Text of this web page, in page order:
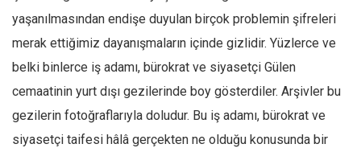
yaşanılmasından endişe duyulan birçok problemin şifreleri
merak ettiğimiz dayanışmaların içinde gizlidir. Yüzlerce ve
belki binlerce iş adamı, bürokrat ve siyasetçi Gülen
cemaatinin yurt dışı gezilerinde boy gösterdiler. Arşivler bu
gezilerin fotoğraflarıyla doludur. Bu iş adamı, bürokrat ve
siyasetçi taifesi hâlâ gerçekten ne olduğu konusunda bir